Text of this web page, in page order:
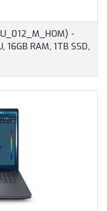
-
16GB RAM, 1TB SSD,
HOME, 3 ÉV